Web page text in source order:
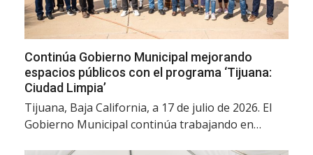
Continúa Gobierno Municipal mejorando
espacios públicos con el programa ‘Tijuana:
Ciudad Limpia’
Tijuana, Baja California, a 17 de julio de 2026. El
Gobierno Municipal continúa trabajando en…